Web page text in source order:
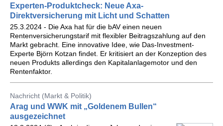
Experten-Produktcheck: Neue Axa-
Direktversicherung mit Licht und Schatten
25.3.2024 - Die Axa hat für die bAV einen neuen
Rentenversicherungstarif mit flexibler Beitragszahlung auf den
Markt gebracht. Eine innovative Idee, wie Das-Investment-
Experte Björn Kotzan findet. Er kritisiert an der Konzeption des
neuen Produkts allerdings den Kapitalanlagemotor und den
Rentenfaktor.
Nachricht (Markt & Politik)
Arag und WWK mit „Goldenem Bullen“
ausgezeichnet